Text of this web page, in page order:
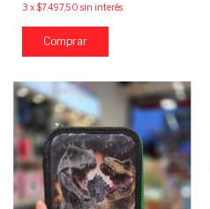
3 x$7.497,50 sin interés